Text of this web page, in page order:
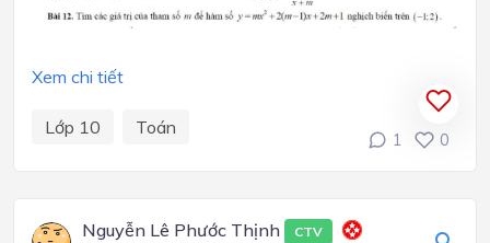
Xem chi tiết
Lớp 10 Toán
1 0
Nguyễn Lê Phước Thịnh CTV